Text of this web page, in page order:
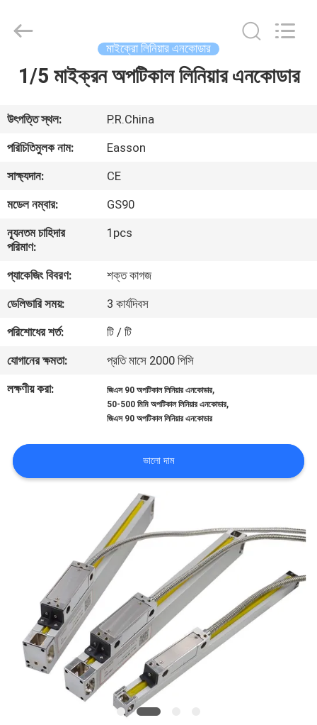
বাড়ি
পণ্য
আমাদের
কারখানা
ভ্রমণ
মান
নিয়ন্ত্রণ
আমাদের
করুন
PRIVACY
POLICY
Technology
Reserved.
মাইক্রো লিনিয়ার এনকোডার
1/5 মাইক্রন অপটিকাল লিনিয়ার এনকোডার
উৎপত্তি স্থল:
P.R.China
পরিচিতিমুলক নাম:
Easson
সাক্ষ্যদান:
CE
মডেল নম্বার:
GS90
ন্যূনতম চাহিদার
পরিমাণ:
1pcs
প্যাকেজিং বিবরণ:
শক্ত কাগজ
ডেলিভারি সময়:
3 কার্যদিবস
পরিশোধের শর্ত:
টি / টি
যোগানের ক্ষমতা:
প্রতি মাসে 2000 পিসি
লক্ষণীয় করা:
জিএস 90 অপটিকাল লিনিয়ার এনকোডার,
50-500 মিমি অপটিকাল লিনিয়ার এনকোডার,
জিএস 90 অপটিকাল লিনিয়ার এনকোডার
ভালো দাম